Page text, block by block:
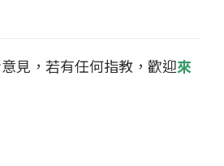
意見，若有任何指教，歡迎來